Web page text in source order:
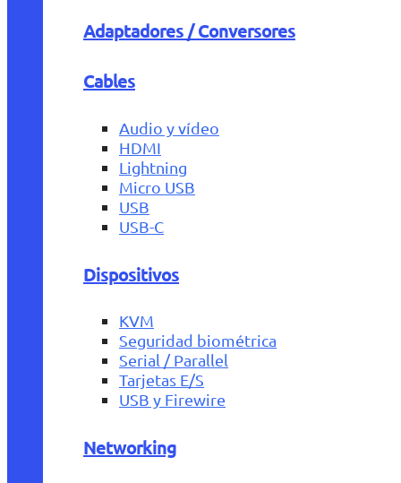
Adaptadores / Conversores
Cables
Audio y vídeo
HDMI
Lightning
Micro USB
USB
USB-C
Dispositivos
KVM
Seguridad biométrica
Serial / Parallel
Tarjetas E/S
USB y Firewire
Networking